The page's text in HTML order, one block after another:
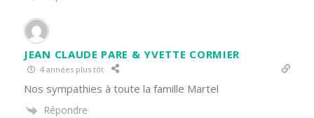
JEAN CLAUDE PARE & YVETTE CORMIER
4 années plus tôt
Nos sympathies à toute la famille Martel
Répondre